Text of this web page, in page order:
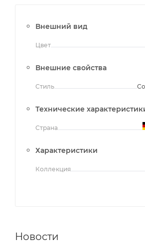
Внешний вид
Цвет
Внешние свойства
Стиль
Технические
Страна
Характеристики
Коллекция
Новости